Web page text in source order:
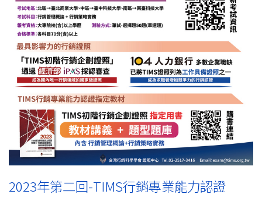
2023年第二回-TIMS行銷專業能力認證